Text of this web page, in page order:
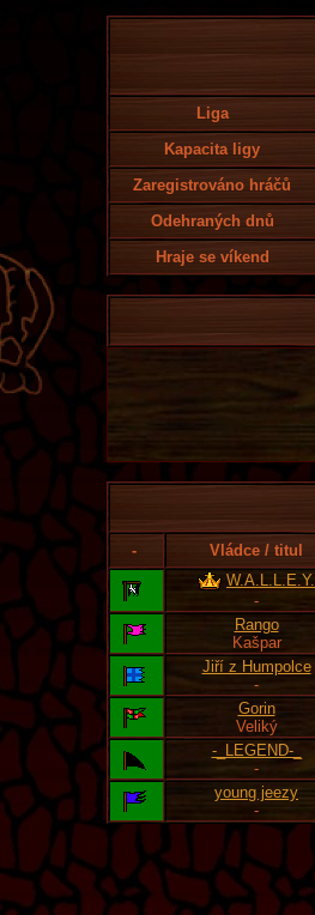
Liga
Kapacita ligy
Zaregistrováno hráčů
Odehraných dnů
Hraje se víkend
- Vládce / titul
W.A.L.L.E.Y.
-
Rango
Kašpar
Jiří z Humpolce
-
Gorin
Veliký
-_LEGEND-_
-
young jeezy
-